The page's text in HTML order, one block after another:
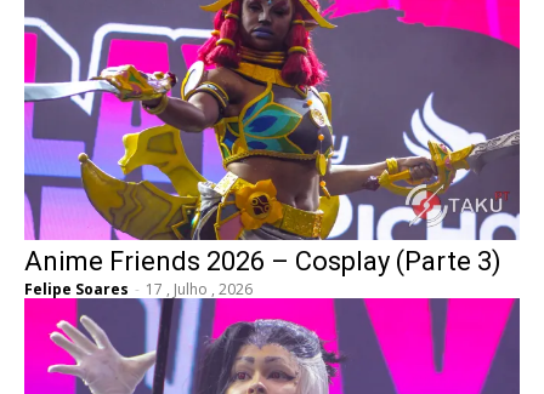
Anime Friends 2026 – Cosplay (Parte 3)
Felipe Soares - 17 , Julho , 2026